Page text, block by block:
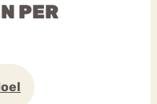
PER